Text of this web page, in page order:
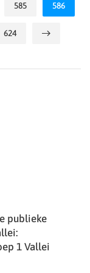
585 586
624
publieke
1 Vallei